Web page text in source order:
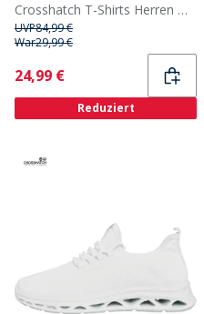
Crosshatch T-Shirts Herren Mantore 5er-Pack bedruckt sortiert
UVP84,99 €
War29,99 €
Current
24,99 €
Reduziert